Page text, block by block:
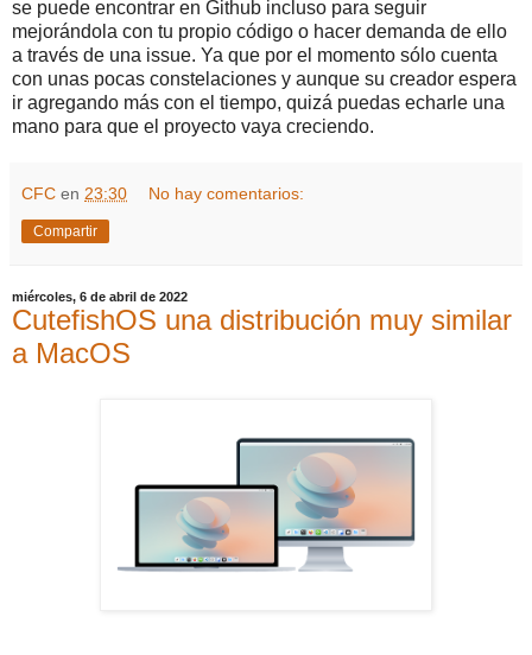
se puede encontrar en Github incluso para seguir
mejorándola con tu propio código o hacer demanda de ello
a través de una issue. Ya que por el momento sólo cuenta
con unas pocas constelaciones y aunque su creador espera
ir agregando más con el tiempo, quizá puedas echarle una
mano para que el proyecto vaya creciendo.
CFC en 23:30 No hay comentarios:
Compartir
miércoles, 6 de abril de 2022
CutefishOS una distribución muy similar
a MacOS